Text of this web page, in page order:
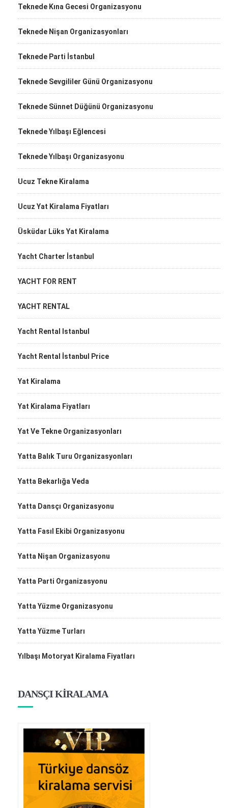
Teknede Kına Gecesi Organizasyonu
Teknede Nişan Organizasyonları
Teknede Parti İstanbul
Teknede Sevgililer Günü Organizasyonu
Teknede Sünnet Düğünü Organizasyonu
Teknede Yılbaşı Eğlencesi
Teknede Yılbaşı Organizasyonu
Ucuz Tekne Kiralama
Ucuz Yat Kiralama Fiyatları
Üsküdar Lüks Yat Kiralama
Yacht Charter İstanbul
YACHT FOR RENT
YACHT RENTAL
Yacht Rental Istanbul
Yacht Rental İstanbul Price
Yat Kiralama
Yat Kiralama Fiyatları
Yat Ve Tekne Organizasyonları
Yatta Balık Turu Organizasyonları
Yatta Bekarlığa Veda
Yatta Dansçı Organizasyonu
Yatta Fasıl Ekibi Organizasyonu
Yatta Nişan Organizasyonu
Yatta Parti Organizasyonu
Yatta Yüzme Organizasyonu
Yatta Yüzme Turları
Yılbaşı Motoryat Kiralama Fiyatları
DANSÇI KİRALAMA